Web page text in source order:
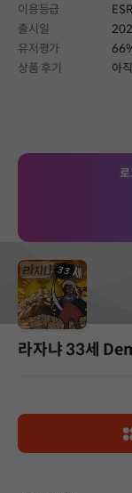
이용등급
출시일
유저평가
상품 후기
아
라자냐 33세